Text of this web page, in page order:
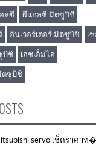
ลซี พีแอลซี มิตซูบิชิ
อินเวอร์เตอร์ มิตซูบิชิ เ
บิชิ เอชเอ็มไอ
ตซูบิชิ
servo เช็คราคาท�